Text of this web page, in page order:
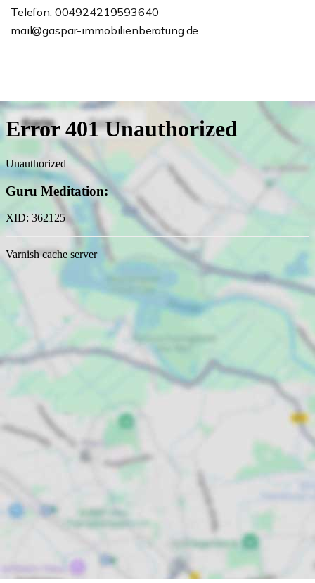
Telefon: 004924219593640
mail@gaspar-immobilienberatung.de